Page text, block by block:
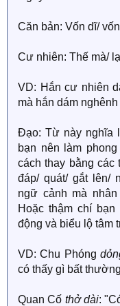
Căn bản: Vốn dĩ/
Cư nhiên: Thế mà/
VD: Hắn cư nhiên
mà hắn dám
Đạo: Từ này nghĩa
bạn nên làm
cách thay bằng
đáp/ quát/ gắt lên/
ngữ cảnh mà
Hoặc thậm chí
động và biểu lộ tâm
VD: Chu Phóng
có thấy gì bất
Quan Cố thở dài: